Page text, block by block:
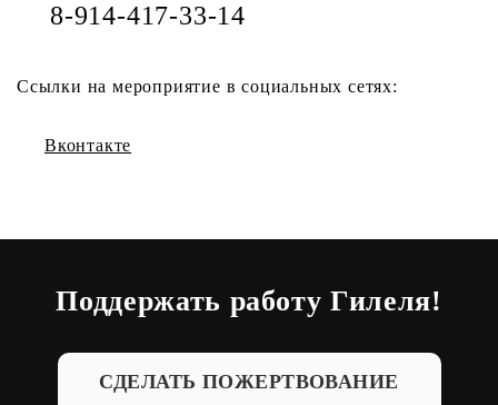
8-914-417-33-14
Ссылки на мероприятие в социальных сетях:
Вконтакте
Поддержать работу Гилеля!
СДЕЛАТЬ ПОЖЕРТВОВАНИЕ